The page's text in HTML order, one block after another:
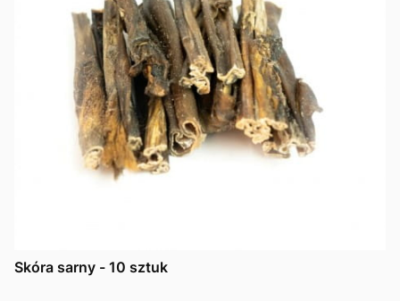
Skóra sarny - 10 sztuk